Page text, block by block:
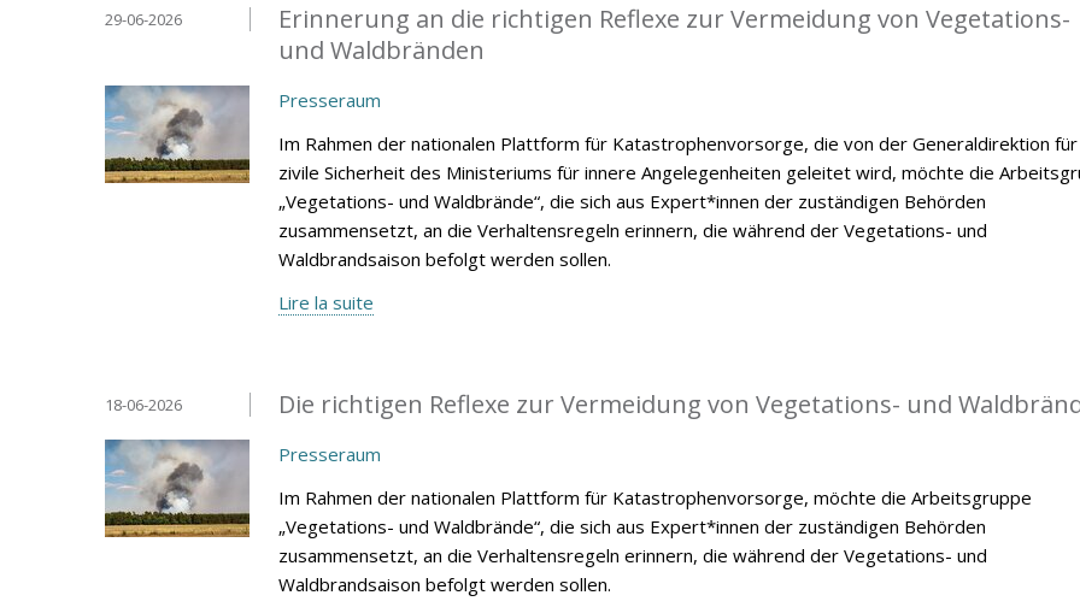
Erinnerung an die richtigen Reflexe zur Vermeidung von Vegetations-
und Waldbränden
29-06-2026
Presseraum
Im Rahmen der nationalen Plattform für Katastrophenvorsorge, die von der Generaldirektion für
zivile Sicherheit des Ministeriums für innere Angelegenheiten geleitet wird, möchte die
„Vegetations- und Waldbrände“, die sich aus Expert*innen der zuständigen Behörden
zusammensetzt, an die Verhaltensregeln erinnern, die während der Vegetations- und
Waldbrandsaison befolgt werden sollen.
Lire la suite
Die richtigen Reflexe zur Vermeidung von Vegetations- und
18-06-2026
Presseraum
Im Rahmen der nationalen Plattform für Katastrophenvorsorge, möchte die Arbeitsgruppe
„Vegetations- und Waldbrände“, die sich aus Expert*innen der zuständigen Behörden
zusammensetzt, an die Verhaltensregeln erinnern, die während der Vegetations- und
Waldbrandsaison befolgt werden sollen.